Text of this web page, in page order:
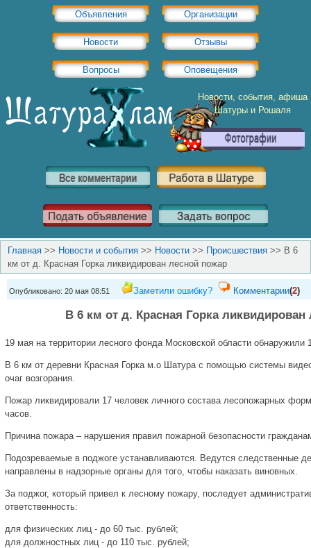
Объявления Организации
Новости Отзывы
Вопросы Оповещения
Новости, события, афиша
Шатуры и Рошаля
Главная >> Новости и события >> Новости >> Происшествия >> В 6
км от д. Красная Горка ликвидирован лесной пожар
Опубликовано: 20 мая 08:51 Заметили ошибку? Комментарии(2)
В 6 км от д. Красная Горка ликвидирован
19 мая на территории лесного фонда Московской области обнаружили
В 6 км от деревни Красная Горка м.о Шатура с помощью системы
очаг возгорания.
Пожар ликвидировали 17 человек личного состава лесопожарных
часов.
Причина пожара – нарушения правил пожарной безопасности
Подозреваемые в поджоге устанавливаются. Ведутся следственные
направлены в надзорные органы для того, чтобы наказать виновных.
За поджог, который привел к лесному пожару, последует
ответственность:
для физических лиц - до 60 тыс. рублей;
для должностных лиц - до 110 тыс. рублей;